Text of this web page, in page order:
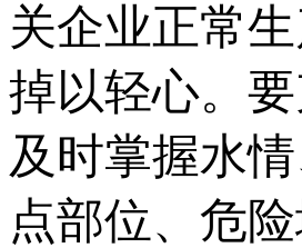
关企业正常
掉以轻心。
及时掌握水
点部位、危